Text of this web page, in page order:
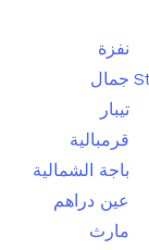
نفزة
جمال
تيبار
قرمبالية
باجة الشمالية
عين دراهم
مارث